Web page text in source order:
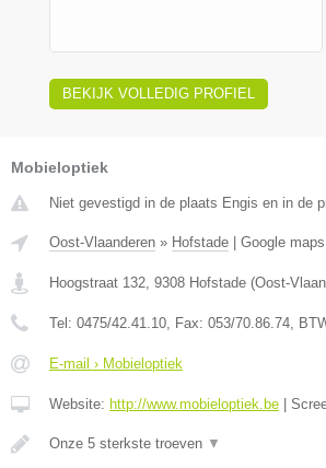
BEKIJK VOLLEDIG PROFIEL
Mobieloptiek
Niet gevestigd in de plaats Engis en in de
Oost-Vlaanderen » Hofstade | Google maps
Hoogstraat 132 9308 Hofstade (Oost-
Tel: 0475/42.41.10 , Fax: 053/70.86.74 ,
E-mail › Mobieloptiek
Website: http://www.mobieloptiek.be |
Onze 5 sterkste troeven ▼